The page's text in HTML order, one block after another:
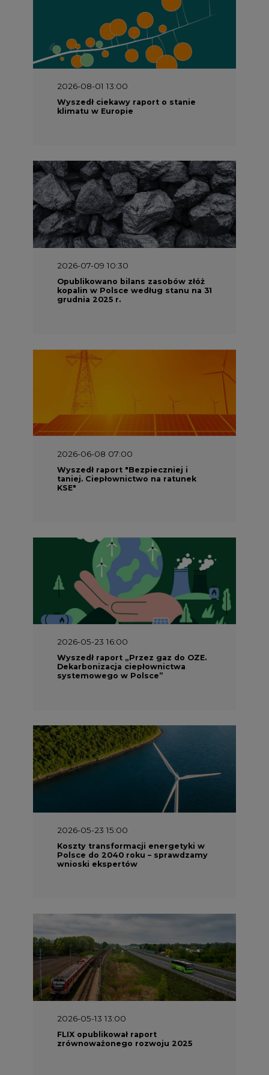
2026-08-01 13:00
Wyszedł ciekawy raport o stanie
klimatu w Europie
2026-07-09 10:30
Opublikowano bilans zasobów złóż
kopalin w Polsce według stanu na 31
grudnia 2025 r.
2026-06-08 07:00
Wyszedł raport "Bezpieczniej i
taniej. Ciepłownictwo na ratunek
KSE"
2026-05-23 16:00
Wyszedł raport „Przez gaz do OZE.
Dekarbonizacja ciepłownictwa
systemowego w Polsce”
2026-05-23 15:00
Koszty transformacji energetyki w
Polsce do 2040 roku – sprawdzamy
wnioski ekspertów
2026-05-13 13:00
FLIX opublikował raport
zrównoważonego rozwoju 2025